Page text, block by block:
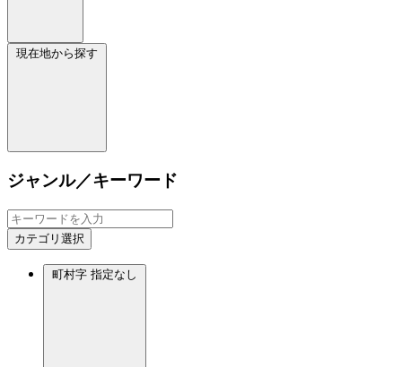
現在地から探す
ジャンル／キーワード
カテゴリ選択
町村字 指定なし